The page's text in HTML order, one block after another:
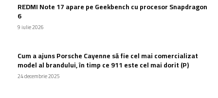
REDMI Note 17 apare pe Geekbench cu procesor Snapdragon
6
9 iulie 2026
Cum a ajuns Porsche Cayenne să fie cel mai comercializat
model al brandului, în timp ce 911 este cel mai dorit (P)
24 decembrie 2025